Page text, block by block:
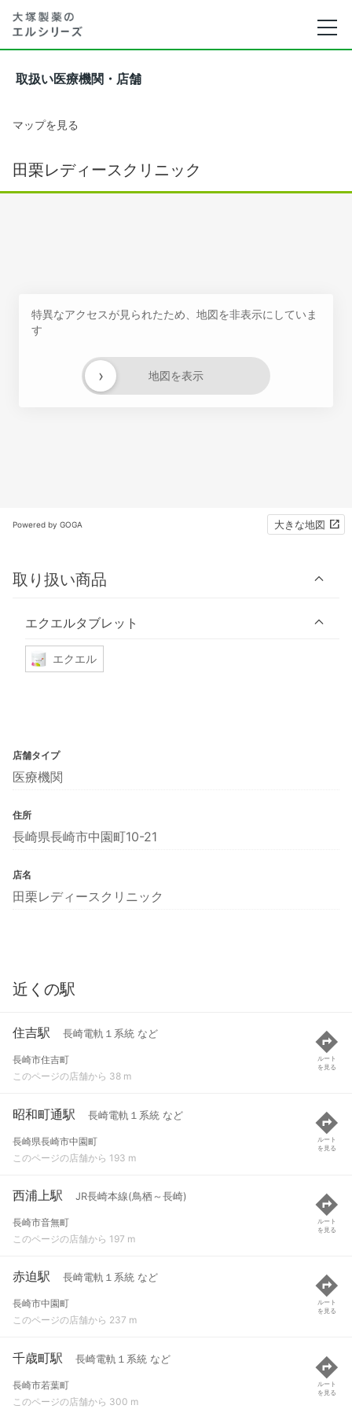
取扱い医療機関・店舗
マップを見る
田栗レディースクリニック
特異なアクセスが見られたため、地図を非表示にしていま
す
地図を表示
›
Powered by GOGA 大きな地図
取り扱い商品
エクエルタブレット
エクエル
店舗タイプ
医療機関
住所
長崎県長崎市中園町10-21
店名
田栗レディースクリニック
近くの駅
住吉駅 長崎電軌１系統 など
長崎市住吉町
このページの店舗から 38 m
ルート
を見る
昭和町通駅 長崎電軌１系統 など
長崎県長崎市中園町
このページの店舗から 193 m
ルート
を見る
西浦上駅 JR長崎本線(鳥栖～長崎)
長崎市音無町
このページの店舗から 197 m
ルート
を見る
赤迫駅 長崎電軌１系統 など
長崎市中園町
このページの店舗から 237 m
ルート
を見る
千歳町駅 長崎電軌１系統 など
長崎市若葉町
このページの店舗から 300 m
ルート
を見る